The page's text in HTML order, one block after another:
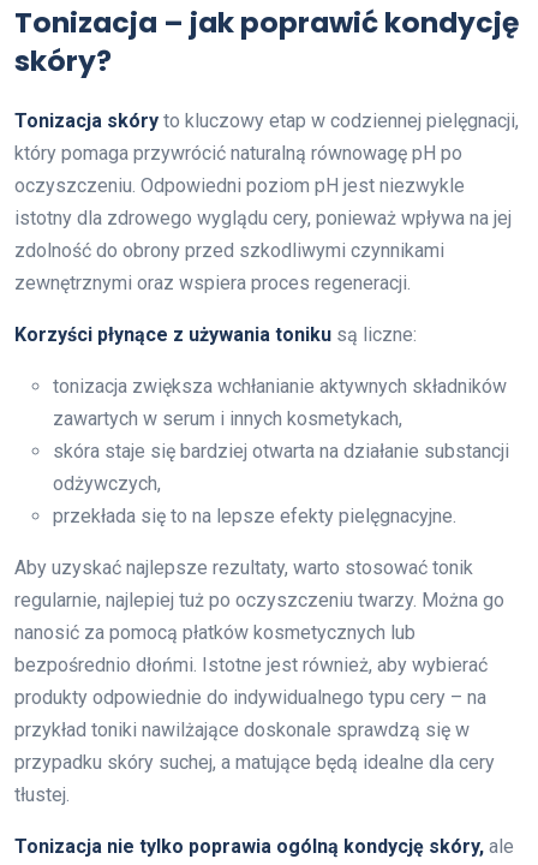
Tonizacja – jak poprawić kondycję
skóry?
Tonizacja skóry to kluczowy etap w codziennej pielęgnacji,
który pomaga przywrócić naturalną równowagę pH po
oczyszczeniu. Odpowiedni poziom pH jest niezwykle
istotny dla zdrowego wyglądu cery, ponieważ wpływa na jej
zdolność do obrony przed szkodliwymi czynnikami
zewnętrznymi oraz wspiera proces regeneracji.
Korzyści płynące z używania toniku są liczne:
tonizacja zwiększa wchłanianie aktywnych składników
zawartych w serum i innych kosmetykach,
skóra staje się bardziej otwarta na działanie substancji
odżywczych,
przekłada się to na lepsze efekty pielęgnacyjne.
Aby uzyskać najlepsze rezultaty, warto stosować tonik
regularnie, najlepiej tuż po oczyszczeniu twarzy. Można go
nanosić za pomocą płatków kosmetycznych lub
bezpośrednio dłońmi. Istotne jest również, aby wybierać
produkty odpowiednie do indywidualnego typu cery – na
przykład toniki nawilżające doskonale sprawdzą się w
przypadku skóry suchej, a matujące będą idealne dla cery
tłustej.
Tonizacja nie tylko poprawia ogólną kondycję skóry, ale